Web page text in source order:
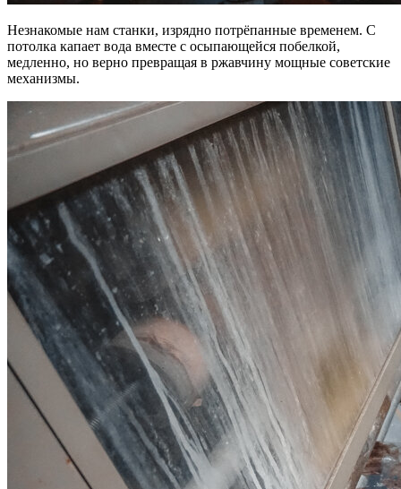
Незнакомые нам станки, изрядно потрёпанные временем. С
потолка капает вода вместе с осыпающейся побелкой,
медленно, но верно превращая в ржавчину мощные советские
механизмы.